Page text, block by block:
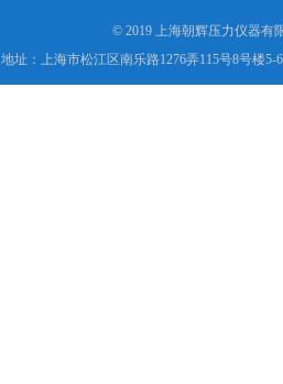
© 2019 上海朝辉压力仪器有
地址：上海市松江区南乐路1276弄115号8号楼5-